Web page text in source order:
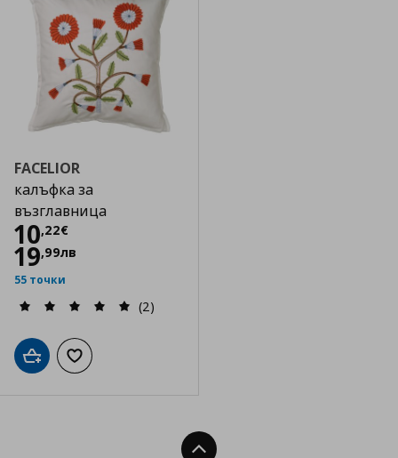
FACELIOR
калъфка за
възглавница
10,22€
Цена
19,99лв
55 точки
(2)
Добави в кошницата
Добави към списъка с любими
Нагоре